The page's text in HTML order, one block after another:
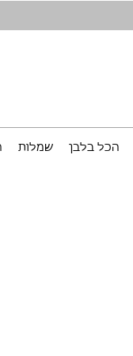
הכל בלבן שמלות